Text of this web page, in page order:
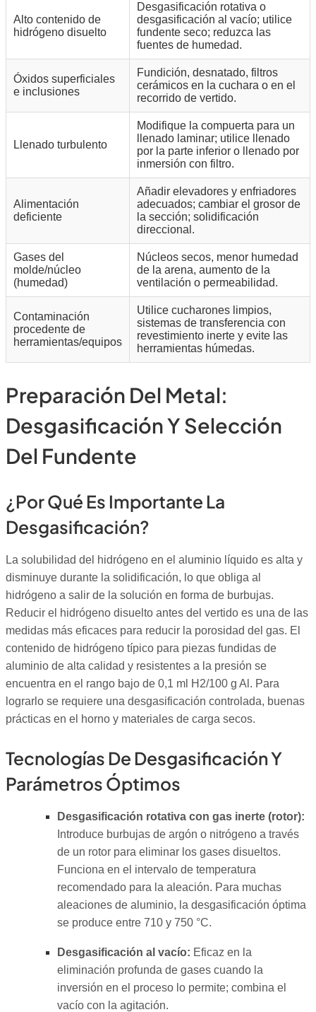
Alto contenido de
hidrógeno disuelto
Desgasificación rotativa o
desgasificación al vacío; utilice
fundente seco; reduzca las
fuentes de humedad.
Óxidos superficiales
e inclusiones
Fundición, desnatado, filtros
cerámicos en la cuchara o en el
recorrido de vertido.
Llenado turbulento
Modifique la compuerta para un
llenado laminar; utilice llenado
por la parte inferior o llenado por
inmersión con filtro.
Alimentación
deficiente
Añadir elevadores y enfriadores
adecuados; cambiar el grosor de
la sección; solidificación
direccional.
Gases del
molde/núcleo
(humedad)
Núcleos secos, menor humedad
de la arena, aumento de la
ventilación o permeabilidad.
Contaminación
procedente de
herramientas/equipos
Utilice cucharones limpios,
sistemas de transferencia con
revestimiento inerte y evite las
herramientas húmedas.
Preparación Del Metal:
Desgasificación Y Selección
Del Fundente
¿Por Qué Es Importante La
Desgasificación?
La solubilidad del hidrógeno en el aluminio líquido es alta y
disminuye durante la solidificación, lo que obliga al
hidrógeno a salir de la solución en forma de burbujas.
Reducir el hidrógeno disuelto antes del vertido es una de las
medidas más eficaces para reducir la porosidad del gas. El
contenido de hidrógeno típico para piezas fundidas de
aluminio de alta calidad y resistentes a la presión se
encuentra en el rango bajo de 0,1 ml H2/100 g Al. Para
lograrlo se requiere una desgasificación controlada, buenas
prácticas en el horno y materiales de carga secos.
Tecnologías De Desgasificación Y
Parámetros Óptimos
Desgasificación rotativa con gas inerte (rotor):
Introduce burbujas de argón o nitrógeno a través
de un rotor para eliminar los gases disueltos.
Funciona en el intervalo de temperatura
recomendado para la aleación. Para muchas
aleaciones de aluminio, la desgasificación óptima
se produce entre 710 y 750 °C.
Desgasificación al vacío: Eficaz en la
eliminación profunda de gases cuando la
inversión en el proceso lo permite; combina el
vacío con la agitación.